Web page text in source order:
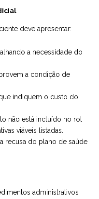
deve apresentar:
a necessidade do
a condição de
indiquem o custo do
não está incluído no rol
viáveis listadas.
recusa do plano de saúde
administrativos